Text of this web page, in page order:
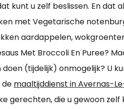
kunt u zelf beslissen. En dat
met Vegetarische
aardappelen,
Met Broccoli En Puree?
(tijdelijk) onmogelijk? U
de maaltijddienst in Avernas-
gerechten, die u gewoon zelf